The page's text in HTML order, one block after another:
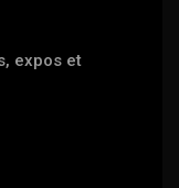
expos et